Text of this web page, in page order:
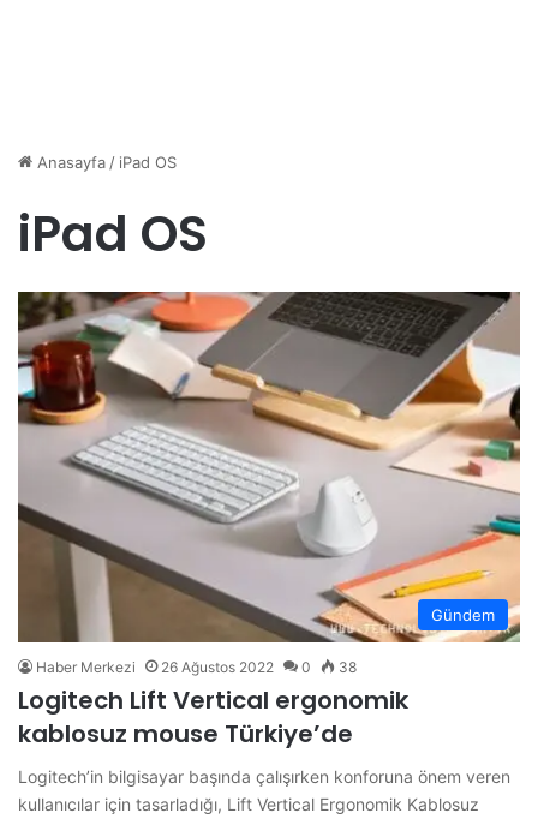
Anasayfa/ iPad OS
iPad OS
Gündem
Haber Merkezi 26 Ağustos 2022 0 38
Logitech Lift Vertical ergonomik
kablosuz mouse Türkiye’de
Logitech’in bilgisayar başında çalışırken konforuna önem veren
kullanıcılar için tasarladığı, Lift Vertical Ergonomik Kablosuz